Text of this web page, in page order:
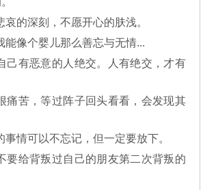
的深刻，不愿开心的肤浅。
像个婴儿那么善忘与无情...
有恶意的人绝交。人有绝交，才有
苦，等过阵子回头看看，会发现其
情可以不忘记，但一定要放下。
给背叛过自己的朋友第二次背叛的